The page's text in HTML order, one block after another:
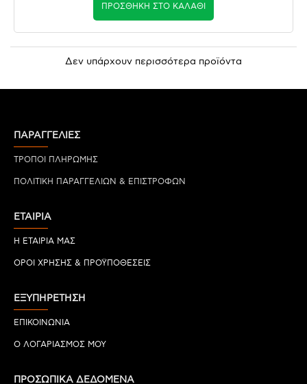
ΠΡΟΣΘΉΚΗ ΣΤΟ ΚΑΛΆΘΙ
Δεν υπάρχουν περισσότερα προϊόντα
ΠΑΡΑΓΓΕΛΙΕΣ
ΤΡΟΠΟΙ ΠΛΗΡΩΜΗΣ
ΠΟΛΙΤΙΚΗ ΠΑΡΑΓΓΕΛΙΩΝ & ΕΠΙΣΤΡΟΦΩΝ
ΕΤΑΙΡΙΑ
Η ΕΤΑΙΡΙΑ ΜΑΣ
ΟΡΟΙ ΧΡΗΣΗΣ & ΠΡΟΫΠΟΘΕΣΕΙΣ
ΕΞΥΠΗΡΕΤΗΣΗ
ΕΠΙΚΟΙΝΩΝΙΑ
Ο ΛΟΓΑΡΙΑΣΜΟΣ ΜΟΥ
ΠΡΟΣΩΠΙΚΑ ΔΕΔΟΜΕΝΑ